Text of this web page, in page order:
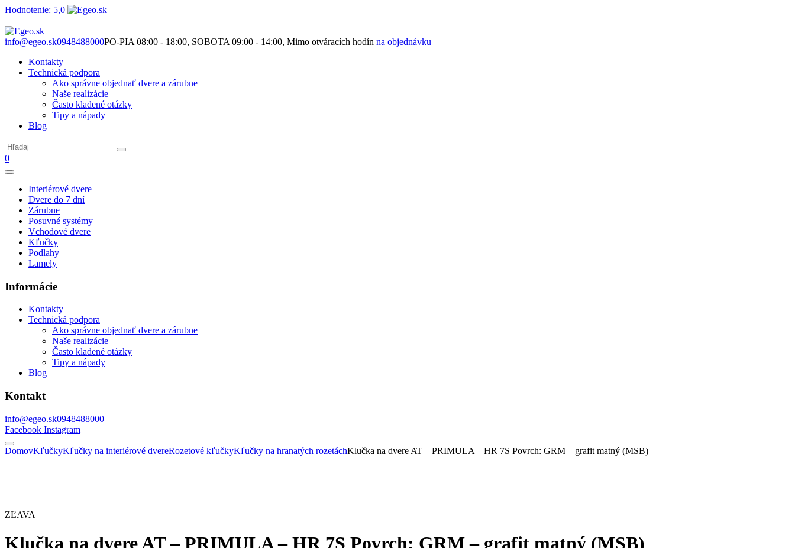
Hodnotenie: 5,0
info@egeo.sk0948488000PO-PIA 08:00 - 18:00, SOBOTA 09:00 - 14:00, Mimo otváracích hodín na objednávku
Kontakty
Technická podpora
Ako správne objednať dvere a zárubne
Naše realizácie
Často kladené otázky
Tipy a nápady
Blog
0
Interiérové dvere
Dvere do 7 dní
Zárubne
Posuvné systémy
Vchodové dvere
Kľučky
Podlahy
Lamely
Informácie
Kontakty
Technická podpora
Ako správne objednať dvere a zárubne
Naše realizácie
Často kladené otázky
Tipy a nápady
Blog
Kontakt
info@egeo.sk0948488000
Facebook Instagram
DomovKľučkyKľučky na interiérové dvereRozetové kľučkyKľučky na hranatých rozetáchKlučka na dvere AT – PRIMULA – HR 7S Povrch: GRM – grafit matný (MSB)
ZĽAVA
Klučka na dvere AT – PRIMULA – HR 7S Povrch: GRM – grafit matný (MSB)